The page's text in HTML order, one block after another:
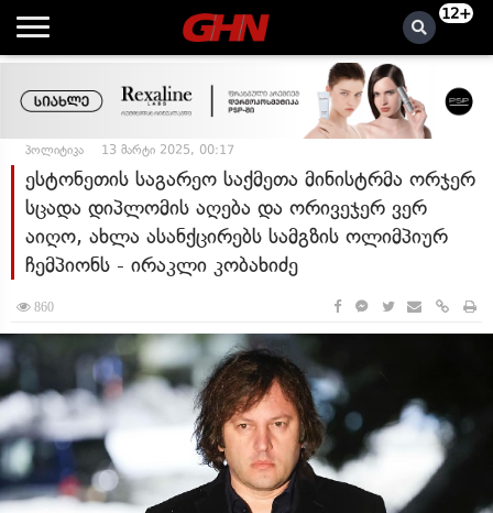
12+
პოლიტიკა 13 მარტი 2025, 00:17
ესტონეთის საგარეო საქმეთა მინისტრმა ორჯერ
სცადა დიპლომის აღება და ორივეჯერ ვერ
აიღო, ახლა ასანქცირებს სამგზის ოლიმპიურ
ჩემპიონს - ირაკლი კობახიძე
860